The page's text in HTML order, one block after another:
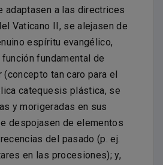
adaptasen a las directrices
Vaticano II, se alejasen de
espíritu evangélico,
fundamental de
tan caro para el
catequesis plástica, se
y morigeradas en sus
despojasen de elementos
del pasado (p. ej.
en las procesiones); y,